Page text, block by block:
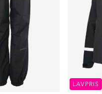
LAVPRIS